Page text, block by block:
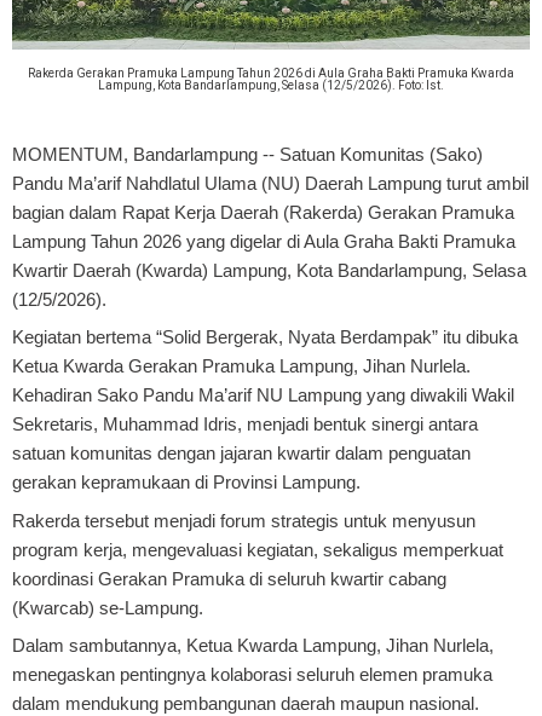
Rakerda Gerakan Pramuka Lampung Tahun 2026 di Aula Graha Bakti Pramuka Kwarda
Lampung, Kota Bandarlampung, Selasa (12/5/2026). Foto: Ist.
MOMENTUM, Bandarlampung -- Satuan Komunitas (Sako)
Pandu Ma’arif Nahdlatul Ulama (NU) Daerah Lampung turut ambil
bagian dalam Rapat Kerja Daerah (Rakerda) Gerakan Pramuka
Lampung Tahun 2026 yang digelar di Aula Graha Bakti Pramuka
Kwartir Daerah (Kwarda) Lampung, Kota Bandarlampung, Selasa
(12/5/2026).
Kegiatan bertema “Solid Bergerak, Nyata Berdampak” itu dibuka
Ketua Kwarda Gerakan Pramuka Lampung, Jihan Nurlela.
Kehadiran Sako Pandu Ma’arif NU Lampung yang diwakili Wakil
Sekretaris, Muhammad Idris, menjadi bentuk sinergi antara
satuan komunitas dengan jajaran kwartir dalam penguatan
gerakan kepramukaan di Provinsi Lampung.
Rakerda tersebut menjadi forum strategis untuk menyusun
program kerja, mengevaluasi kegiatan, sekaligus memperkuat
koordinasi Gerakan Pramuka di seluruh kwartir cabang
(Kwarcab) se-Lampung.
Dalam sambutannya, Ketua Kwarda Lampung, Jihan Nurlela,
menegaskan pentingnya kolaborasi seluruh elemen pramuka
dalam mendukung pembangunan daerah maupun nasional.